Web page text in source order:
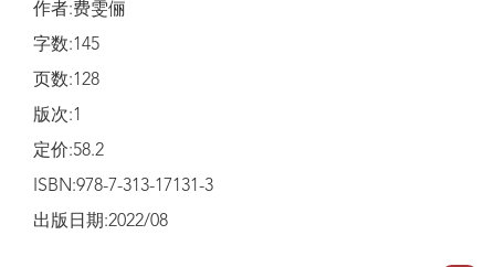
作者:费雯俪
字数:145
页数:128
版次:1
定价:58.2
ISBN:978-7-313-17131-3
出版日期:2022/08